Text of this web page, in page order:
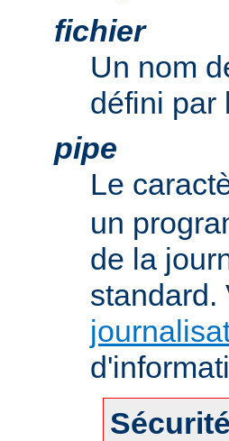
fichier
Un nom
défini par
pipe
Le
un
de la
standard.